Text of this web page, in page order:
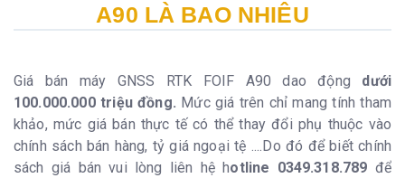
A90 LÀ BAO NHIÊU
Giá bán máy GNSS RTK FOIF A90 dao động dưới
100.000.000 triệu đồng. Mức giá trên chỉ mang tính tham
khảo, mức giá bán thực tế có thể thay đổi phụ thuộc vào
chính sách bán hàng, tỷ giá ngoại tệ ....Do đó để biết chính
sách giá bán vui lòng liên hệ hotline 0349.318.789 để